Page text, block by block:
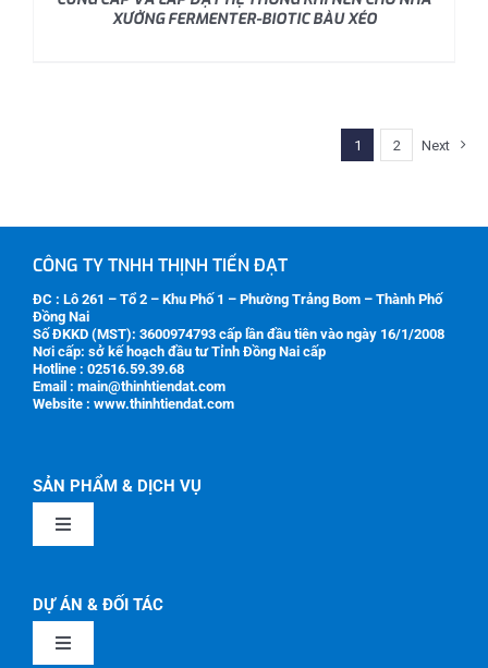
XƯỞNG FERMENTER-BIOTIC BÀU XÉO
1 2 Next
CÔNG TY TNHH THỊNH TIẾN ĐẠT
ĐC : Lô 261 – Tổ 2 – Khu Phố 1 – Phường Trảng Bom – Thành Phố
Đồng Nai
Số ĐKKD (MST): 3600974793 cấp lần đầu tiên vào ngày 16/1/2008
Nơi cấp: sở kế hoạch đầu tư Tỉnh Đồng Nai cấp
Hotline : 02516.59.39.68
Email : main@thinhtiendat.com
Website : www.thinhtiendat.com
SẢN PHẨM & DỊCH VỤ
Toggle
SẢN PHẨM CƠ KHÍ
DỰ ÁN & ĐỐI TÁC
Toggle